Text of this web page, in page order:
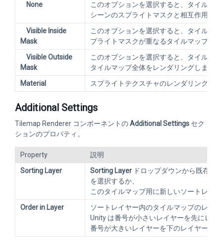
None
このオプションを選択すると、タイルマ
シーンのスプライトマスクと相互作用し
Visible Inside
Mask
このオプションを選択すると、タイルマ
プライトマスクが重なるタイルマップの
Visible Outside
Mask
このオプションを選択すると、タイルマ
タイルマップ全体をレンダリングします
Material
スプライトテクスチャのレンダリングに
Additional Settings
Tilemap Renderer コンポーネントのAdditional Settings セク
ションのプロパティ。
Property
説明
Sorting Layer
Sorting Layer ドロップダウンから既存の
を選択するか、
このタイルマップ用に新しいソートレイ
Order in Layer
ソートレイヤー内のタイルマップのレン
Unity は番号が小さいレイヤーを先にレン
番号が大きいレイヤーを下のレイヤーに